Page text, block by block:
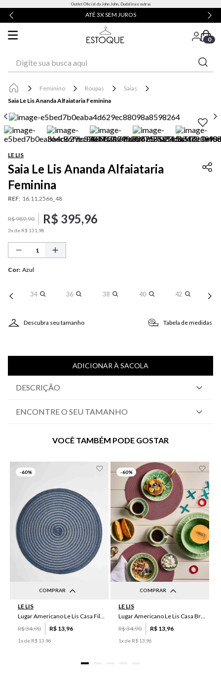
Outlet Oficial da John John, Dudalina e outras
ATÉ 3X SEM JUROS
0
Feminino Roupas
Saias
Saia Le Lis Ananda Alfaiataria Feminina
LE LIS
Saia Le Lis Ananda Alfaiataria
Feminina
REF: 16.11.2566_48
R$989,90 R$ 395,96
3x de R$ 131 98
Cor: Azul
34 36 38 40 42
Descubra seu tamanho Tabela de medidas
ADICIONAR À SACOLA
DESCRIÇÃO
ENCONTRE O SEU TAMANHO
VOCÊ TAMBÉM PODE GOSTAR
-60%
COMPRAR
LE LIS
Lugar Americano Le Lis Casa Filipa
R$34,90 R$ 13 96
1x de R$ 13 96
-60%
COMPRAR
LE LIS
Lugar Americano Le Lis Casa Brenda
R$34,90 R$ 13 96
1x de R$ 13 96